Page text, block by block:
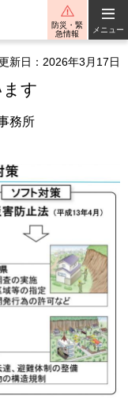
防災・緊
急情報
メニュー
新日：2026年3月17日
す
務所